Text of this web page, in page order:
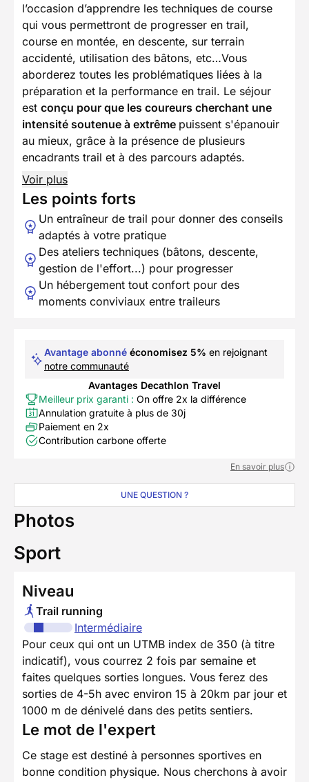
l’occasion d’apprendre les techniques de course
qui vous permettront de progresser en trail,
course en montée, en descente, sur terrain
accidenté, utilisation des bâtons, etc…Vous
aborderez toutes les problématiques liées à la
préparation et la performance en trail. Le séjour
est conçu pour que les coureurs cherchant une
intensité soutenue à extrême puissent s'épanouir
au mieux, grâce à la présence de plusieurs
encadrants trail et à des parcours adaptés.
Voir plus
Les points forts
Un entraîneur de trail pour donner des conseils
adaptés à votre pratique
Des ateliers techniques (bâtons, descente,
gestion de l'effort...) pour progresser
Un hébergement tout confort pour des
moments conviviaux entre traileurs
Avantage abonné économisez 5% en rejoignant
notre communauté
Avantages Decathlon Travel
Meilleur prix garanti : On offre 2x la différence
Annulation gratuite à plus de 30j
Paiement en 2x
Contribution carbone offerte
En savoir plus
UNE QUESTION ?
Photos
Sport
Niveau
Trail running
Intermédiaire
Pour ceux qui ont un UTMB index de 350 (à titre
indicatif), vous courrez 2 fois par semaine et
faites quelques sorties longues. Vous ferez des
sorties de 4-5h avec environ 15 à 20km par jour et
1000 m de dénivelé dans des petits sentiers.
Le mot de l'expert
Ce stage est destiné à personnes sportives en
bonne condition physique. Nous cherchons à avoir